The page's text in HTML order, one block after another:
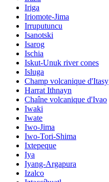
Iriga
Iriomote-Jima
Irruputuncu
Isanotski
Isarog
Ischia
Iskut-Unuk river cones
Isluga
Champ volcanique d'Itasy
Harrat Ithnayn
Chaîne volcanique d'Ivao
Iwaki
Iwate
Iwo-Jima
Iwo-Tori-Shima
Ixtepeque
Iya
Iyang-Argapura
Izalco